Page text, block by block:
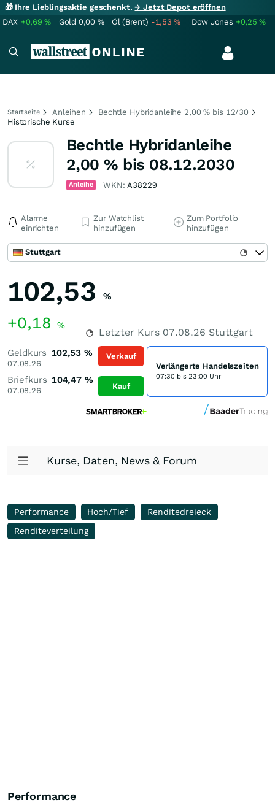
🎁 Ihre Lieblingsaktie geschenkt.→ Jetzt Depot eröffnen
DAX +0,69% Gold 0,00 % Öl (Brent) -1,53% Dow Jones +0,25%
Startseite Anleihen
Bechtle Hybridanleihe 2,00 % bis 12/30
Historische Kurse
Bechtle Hybridanleihe
2,00 % bis 08.12.2030
Anleihe WKN:A38229
Alarme
einrichten
Zur Watchlist
hinzufügen
Zum Portfolio
hinzufügen
Stuttgart
102,53 %
+0,18 %
Letzter Kurs 07.08.26 Stuttgart
Geldkurs
07.08.26
102,53 %
Briefkurs
07.08.26
104,47 %
Verkauf
Kauf
Verlängerte Handelszeiten
07:30 bis 23:00 Uhr
Kurse, Daten, News & Forum
Performance Hoch/Tief
Renditedreieck
Renditeverteilung
Performance